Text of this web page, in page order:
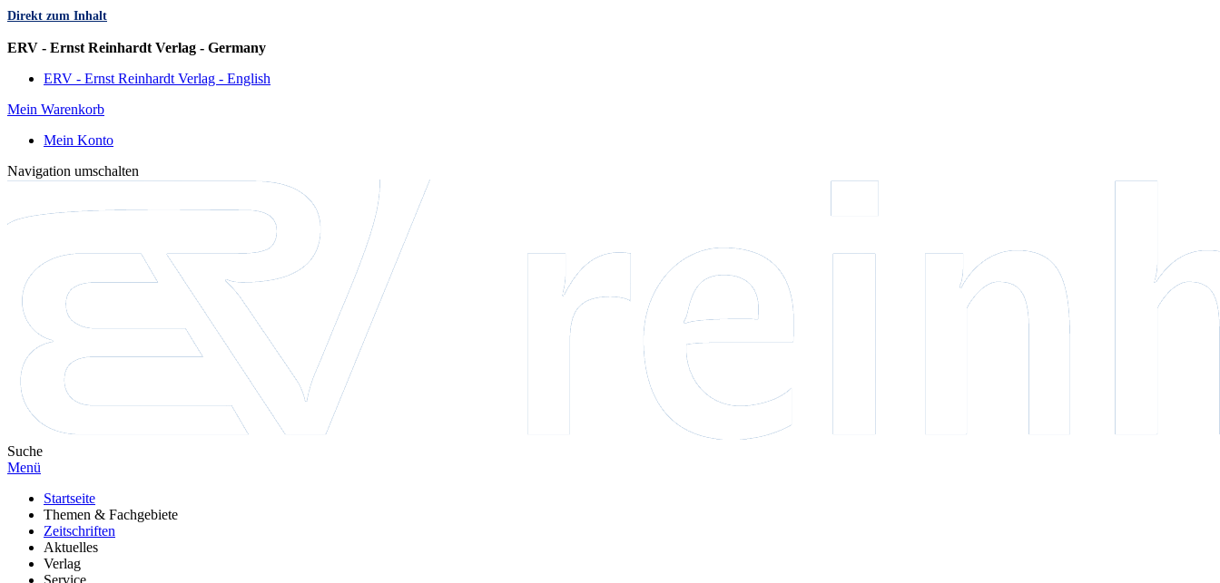
Direkt zum Inhalt
ERV - Ernst Reinhardt Verlag - Germany
ERV - Ernst Reinhardt Verlag - English
Mein Warenkorb
Mein Konto
Navigation umschalten
Suche
Menü
Startseite
Themen & Fachgebiete
Zeitschriften
Aktuelles
Verlag
Service